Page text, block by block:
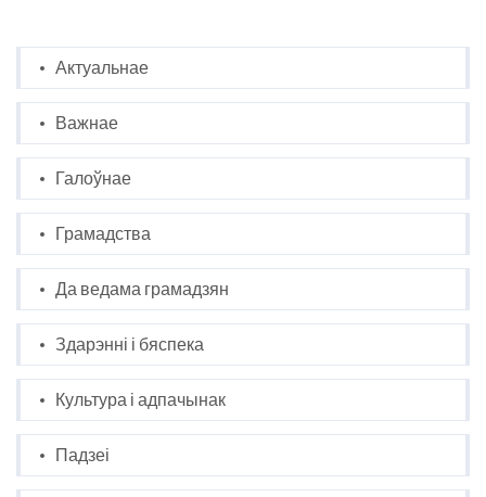
Актуальнае
Важнае
Галоўнае
Грамадства
Да ведама грамадзян
Здарэнні і бяспека
Культура і адпачынак
Падзеі